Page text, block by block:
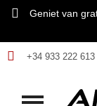
Geniet van
+34 933 222 613